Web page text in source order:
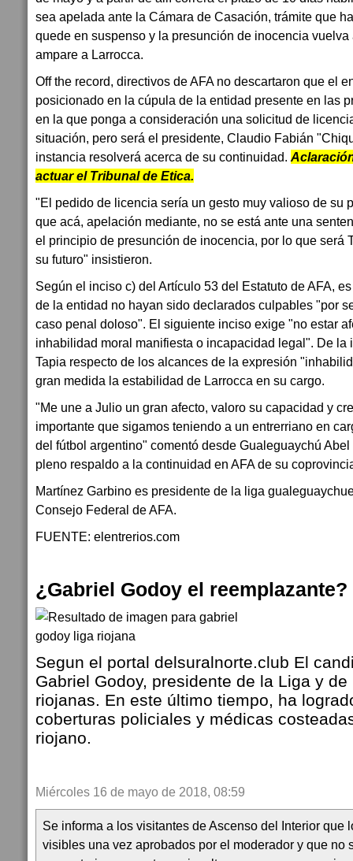
sea apelada ante la Cámara de Casación, trámite que
quede en suspenso y la presunción de inocencia
ampare a Larrocca.
Off the record, directivos de AFA no descartaron que el
posicionado en la cúpula de la entidad presente en las
en la que ponga a consideración una solicitud de
situación, pero será el presidente, Claudio Fabián
instancia resolverá acerca de su continuidad.
actuar el Tribunal de Etica.
"El pedido de licencia sería un gesto muy valioso de su
que acá, apelación mediante, no se está ante una
el principio de presunción de inocencia, por lo que será
su futuro" insistieron.
Según el inciso c) del Artículo 53 del Estatuto de AFA,
de la entidad no hayan sido declarados culpables "por
caso penal doloso". El siguiente inciso exige "no estar
inhabilidad moral manifiesta o incapacidad legal". De la
Tapia respecto de los alcances de la expresión
gran medida la estabilidad de Larrocca en su cargo.
"Me une a Julio un gran afecto, valoro su capacidad y
importante que sigamos teniendo a un entrerriano en
del fútbol argentino" comentó desde Gualeguaychú
pleno respaldo a la continuidad en AFA de su
Martínez Garbino es presidente de la liga
Consejo Federal de AFA.
FUENTE: elentrerios.com
¿Gabriel Godoy el reemplazante?
Segun el portal delsuralnorte.club El
Gabriel Godoy, presidente de la Liga y
riojanas. En este último tiempo, ha
coberturas policiales y médicas
riojano.
Miércoles 16 de mayo de 2018, 08:59
Se informa a los visitantes de Ascenso del Interior que
visibles una vez aprobados por el moderador y que no